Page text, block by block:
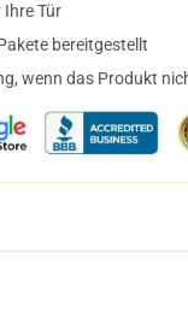
Tür
bereitgestellt
wenn das Produkt